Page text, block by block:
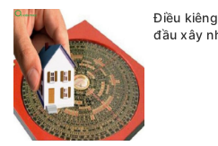
Điều
đầu xây